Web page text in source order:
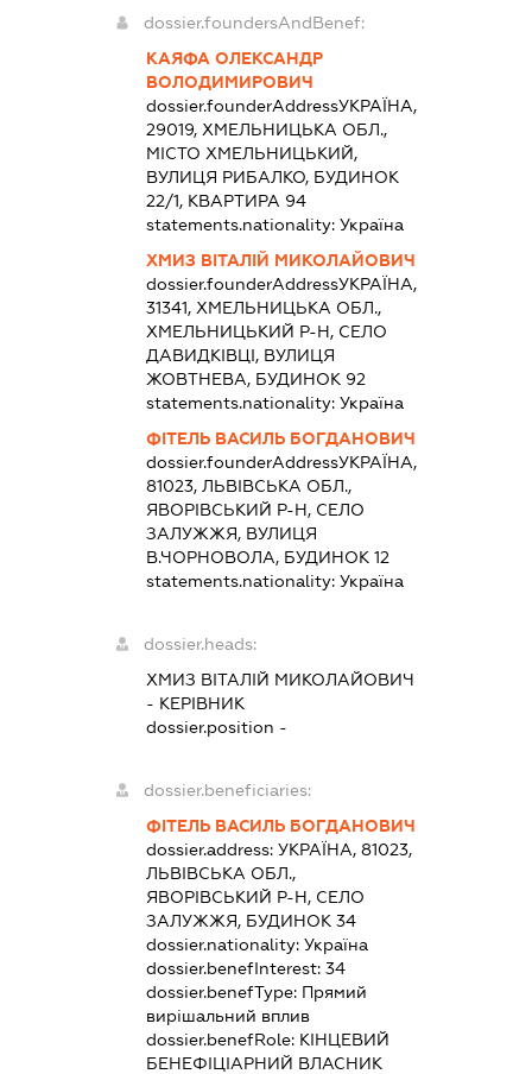
dossier.foundersAndBenef:
КАЯФА ОЛЕКСАНДР
ВОЛОДИМИРОВИЧ
dossier.founderAddressУКРАЇНА,
29019, ХМЕЛЬНИЦЬКА ОБЛ.,
МІСТО ХМЕЛЬНИЦЬКИЙ,
ВУЛИЦЯ РИБАЛКО, БУДИНОК
22/1, КВАРТИРА 94
statements.nationality: Україна
ХМИЗ ВІТАЛІЙ МИКОЛАЙОВИЧ
dossier.founderAddressУКРАЇНА,
31341, ХМЕЛЬНИЦЬКА ОБЛ.,
ХМЕЛЬНИЦЬКИЙ Р-Н, СЕЛО
ДАВИДКІВЦІ, ВУЛИЦЯ
ЖОВТНЕВА, БУДИНОК 92
statements.nationality: Україна
ФІТЕЛЬ ВАСИЛЬ БОГДАНОВИЧ
dossier.founderAddressУКРАЇНА,
81023, ЛЬВІВСЬКА ОБЛ.,
ЯВОРІВСЬКИЙ Р-Н, СЕЛО
ЗАЛУЖЖЯ, ВУЛИЦЯ
В.ЧОРНОВОЛА, БУДИНОК 12
statements.nationality: Україна
dossier.heads:
ХМИЗ ВІТАЛІЙ МИКОЛАЙОВИЧ
- КЕРІВНИК
dossier.position -
dossier.beneficiaries:
ФІТЕЛЬ ВАСИЛЬ БОГДАНОВИЧ
dossier.address: УКРАЇНА, 81023,
ЛЬВІВСЬКА ОБЛ.,
ЯВОРІВСЬКИЙ Р-Н, СЕЛО
ЗАЛУЖЖЯ, БУДИНОК 34
dossier.nationality: Україна
dossier.benefInterest: 34
dossier.benefType: Прямий
вирішальний вплив
dossier.benefRole: КІНЦЕВИЙ
БЕНЕФІЦІАРНИЙ ВЛАСНИК